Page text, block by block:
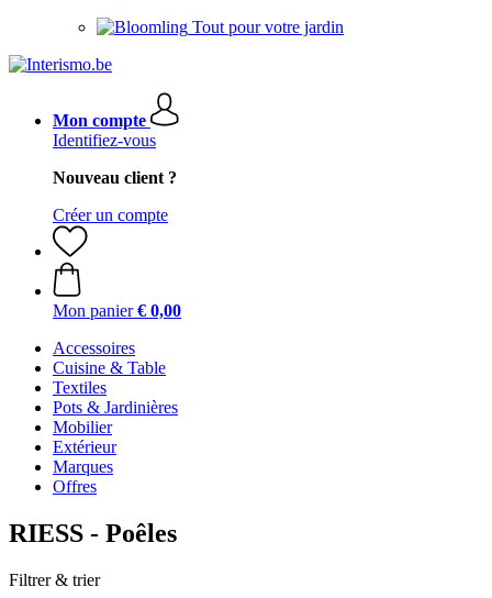
Tout pour votre jardin
Mon compte
Identifiez-vous
Nouveau client ?
Créer un compte
Mon panier € 0,00
Accessoires
Cuisine & Table
Textiles
Pots & Jardinières
Mobilier
Extérieur
Marques
Offres
RIESS - Poêles
Filtrer & trier